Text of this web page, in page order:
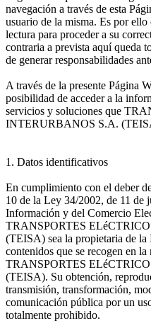
navegación a través de esta
usuario de la misma. Es por ello
lectura para proceder a su
contraria a prevista aquí queda
de generar responsabilidades
A través de la presente Página
posibilidad de acceder a la
servicios y soluciones que
INTERURBANOS S.A.
1. Datos identificativos
En cumplimiento con el deber
10 de la Ley 34/2002, de 11 de
Información y del Comercio
TRANSPORTES
(TEISA) sea la propietaria de
contenidos que se recogen en
TRANSPORTES
(TEISA). Su obtención,
transmisión, transformación,
comunicación pública por un
totalmente prohibido.